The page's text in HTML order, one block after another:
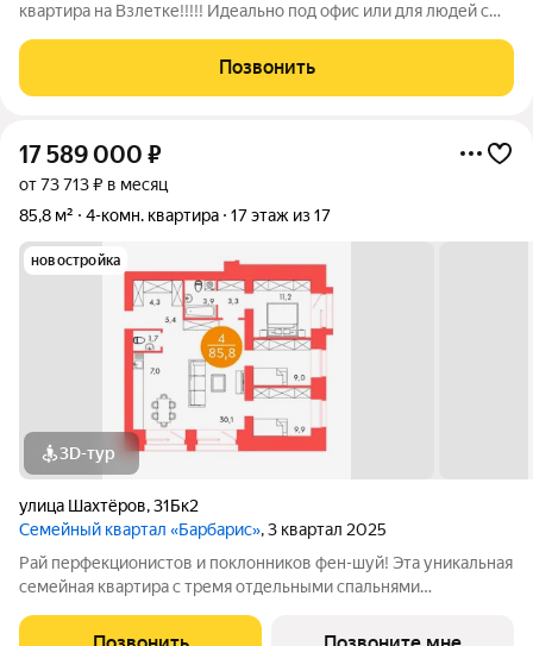
квартира на Взлетке!!!!! Идеально под офис или для людей с
, монолитно-кирпичный, одноподъездный , с хорошим
пандусом. Построен с
Позвонить
17 589 000 ₽
от 73 713 ₽ в месяц
85,8 м²
4-комн. квартира 17 этаж из 17
новостройка
3D-тур
улица Шахтёров,31Бк2
Семейный квартал «Барбарис», 3 квартал 2025
Рай перфекционистов и поклонников фен-шуй! Эта уникальная
семейная квартира с тремя отдельными спальнями
всех спален смотрят на восток. При этом нам удалось